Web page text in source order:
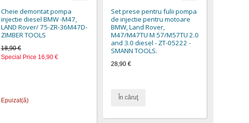
Cheie demontat pompa
injectie diesel BMW -M47,
LAND Rover/ 75-ZR-36M47D-
ZIMBER TOOLS
18,90 €
Special Price 16,90 €
Epuizat(ă)
Set prese pentru fulii pompa
de injectie pentru motoare
BMW, Land Rover,
M47/M47TU M 57/M57TU 2.0
and 3.0 diesel - ZT-05222 -
SMANN TOOLS.
28,90 €
În căruţ